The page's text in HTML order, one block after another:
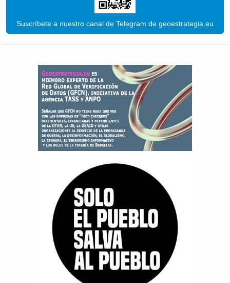
Suscríbete a nuestro canal de Telegram de geoestrategia.eu